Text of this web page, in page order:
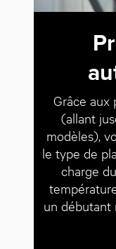
Grâce aux
(allant
modèles),
le type de
charge
un débutant